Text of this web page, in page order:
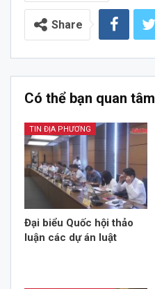
Share
Có thể bạn quan tâm
TIN ĐỊA PHƯƠNG
Đại biểu Quốc hội thảo
luận các dự án luật